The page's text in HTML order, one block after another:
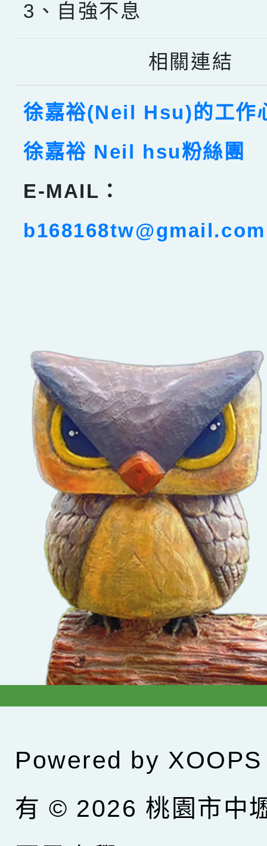
3、自強不息
相關連結
徐嘉裕(Neil Hsu)的工作
徐嘉裕 Neil hsu粉絲團
E-MAIL：
b168168tw@gmail.com
Powered by XOOPS
有 © 2026 桃園市中